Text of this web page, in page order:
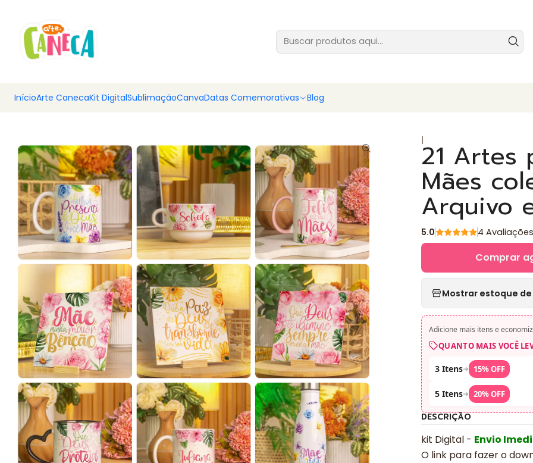
InícioArte CanecaKit DigitalSublimaçãoCanvaDatas Comemorativas Blog
|21 Artes
Mães
Arquivo
5.0 4 Avaliações
Comprar
Mostrar estoque
Adicione mais itens e
QUANTO MAIS VOCÊ
3 Itens➜ 15% OFF
5 Itens➜ 20% OFF
DESCRIÇÃO
kit Digital - Envio
O link para fazer o